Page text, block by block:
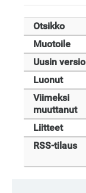
Otsikko
Muotoile
Uusin versio
Luonut
Viimeksi
muuttanut
Liitteet
RSS-tilaus